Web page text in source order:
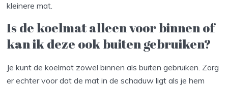
kleinere mat.
Is de koelmat alleen voor binnen of
kan ik deze ook buiten gebruiken?
Je kunt de koelmat zowel binnen als buiten gebruiken. Zorg
er echter voor dat de mat in de schaduw ligt als je hem